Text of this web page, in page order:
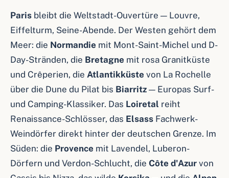
Paris bleibt die Weltstadt-Ouvertüre — Louvre,
Eiffelturm, Seine-Abende. Der Westen gehört dem
Meer: die Normandie mit Mont-Saint-Michel und D-
Day-Stränden, die Bretagne mit rosa Granitküste
und Crêperien, die Atlantikküste von La Rochelle
über die Dune du Pilat bis Biarritz — Europas Surf-
und Camping-Klassiker. Das Loiretal reiht
Renaissance-Schlösser, das Elsass Fachwerk-
Weindörfer direkt hinter der deutschen Grenze. Im
Süden: die Provence mit Lavendel, Luberon-
Dörfern und Verdon-Schlucht, die Côte d'Azur von